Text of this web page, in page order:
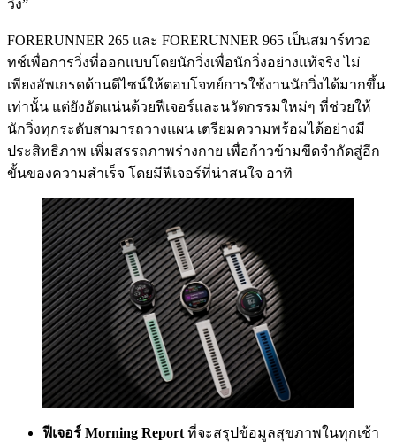
วิ่ง”
FORERUNNER 265 และ FORERUNNER 965 เป็นสมาร์ทวอ
ทช์เพื่อการวิ่งที่ออกแบบโดยนักวิ่งเพื่อนักวิ่งอย่างแท้จริง ไม่
เพียงอัพเกรดด้านดีไซน์ให้ตอบโจทย์การใช้งานนักวิ่งได้มากขึ้น
เท่านั้น แต่ยังอัดแน่นด้วยฟีเจอร์และนวัตกรรมใหม่ๆ ที่ช่วยให้
นักวิ่งทุกระดับสามารถวางแผน เตรียมความพร้อมได้อย่างมี
ประสิทธิภาพ เพิ่มสรรถภาพร่างกาย เพื่อก้าวข้ามขีดจำกัดสู่อีก
ขั้นของความสำเร็จ โดยมีฟีเจอร์ที่น่าสนใจ อาทิ
ฟีเจอร์ Morning Report ที่จะสรุปข้อมูลสุขภาพในทุกเช้า